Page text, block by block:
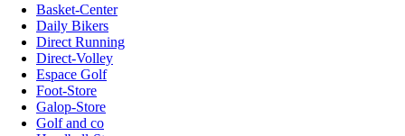
Basket-Center
Daily Bikers
Direct Running
Direct-Volley
Espace Golf
Foot-Store
Galop-Store
Golf and co